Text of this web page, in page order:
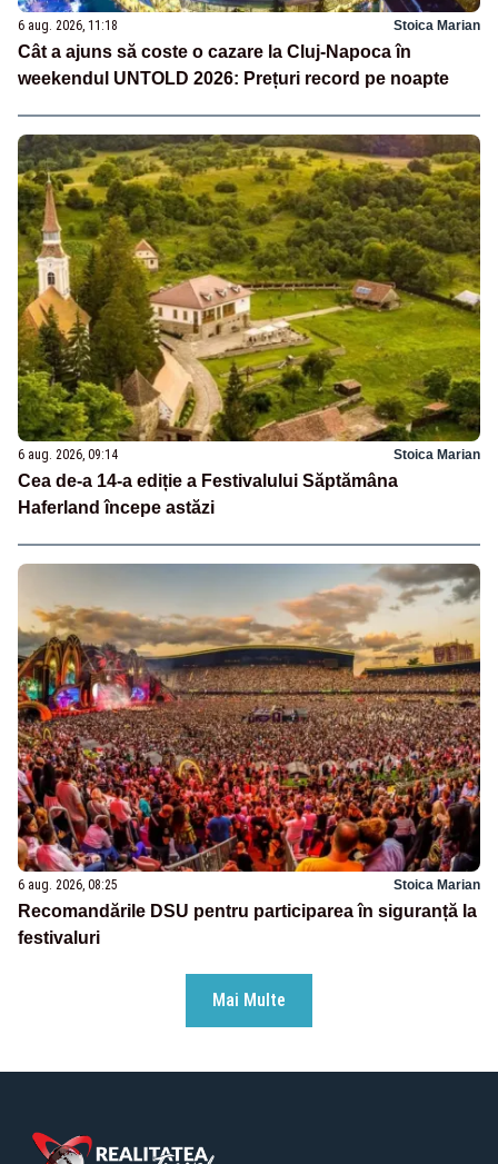
6 aug. 2026, 11:18 Stoica Marian
Cât a ajuns să coste o cazare la Cluj-Napoca în
weekendul UNTOLD 2026: Prețuri record pe noapte
6 aug. 2026, 09:14 Stoica Marian
Cea de-a 14-a ediție a Festivalului Săptămâna
Haferland începe astăzi
6 aug. 2026, 08:25 Stoica Marian
Recomandările DSU pentru participarea în siguranță la
festivaluri
Mai Multe